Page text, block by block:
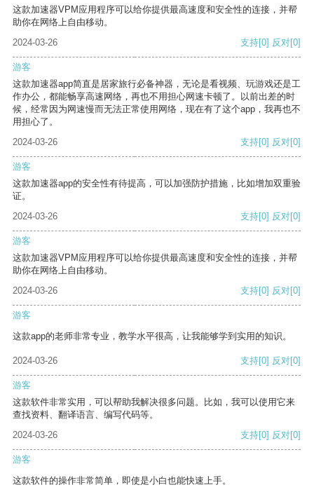
这款加速器VPM应用程序可以给你提供最高速度和安全性的连接，并帮
助你在网络上自由移动。
2024-03-26
支持[0] 反对[0]
游客
这款加速器app简直是居家旅行必备神器，无论是看视频、玩游戏还是工
作办公，都能畅享高速网络，再也不用担心网速卡顿了。以前出差的时
候，经常因为网速慢而无法正常使用网络，现在有了这个app，我再也不
用担心了。
2024-03-26
支持[0] 反对[0]
游客
这款加速器app的安全性有待提高，可以加强防护措施，比如增加双重验
证。
2024-03-26
支持[0] 反对[0]
游客
这款加速器VPM应用程序可以给你提供最高速度和安全性的连接，并帮
助你在网络上自由移动。
2024-03-26
支持[0] 反对[0]
游客
这款app的老师非常专业，教学水平很高，让我能够学到实用的知识。
2024-03-26 支持[0] 反对[0]
游客
这款软件非常实用，可以帮助我解决很多问题。比如，我可以使用它来
查找资料、翻译语言、编写代码等。
2024-03-26
支持[0] 反对[0]
游客
这款软件的操作非常简单，即使是小白也能快速上手。